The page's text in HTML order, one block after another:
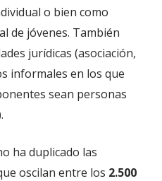
o bien como
de jóvenes. También
jurídicas (asociación,
informales en los que
sean personas
ha duplicado las
oscilan entre los 2.500